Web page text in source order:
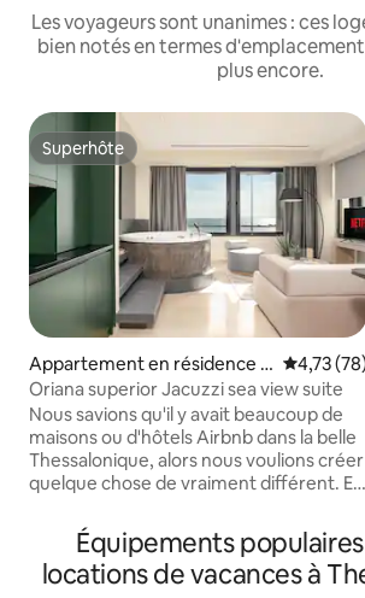
Les voyageurs sont unanimes : ces
bien notés en termes
plus encore.
Superhôte
Superhôte
Appartement en résidence ⋅
Thessalonique
4,73
Oriana superior Jacuzzi sea view suite
Nous savions qu'il y avait beaucoup de
maisons ou d'hôtels Airbnb dans la belle
Thessalonique, alors nous voulions créer
quelque chose de vraiment différent. Et
trouver des idées, du design et la bonne
propriété. Après de longues recherches,
nous l'avons fait ! Nous avons trouvé
Équipements
locations de vacances à